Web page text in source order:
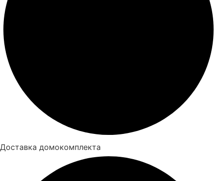
Доставка домокомплекта